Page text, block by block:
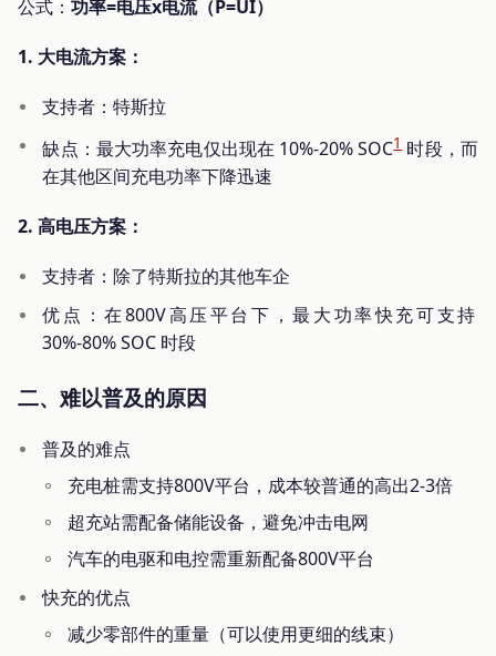
公式： 功率=电压x电流（P=UI）
1. 大电流方案：
支持者：特斯拉
缺点：最大功率充电仅出现在 10%-20% SOC1时段，而
在其他区间充电功率下降迅速
2. 高电压方案：
支持者：除了特斯拉的其他车企
优点：在800V高压平台下，最大功率快充可支持
30%-80% SOC 时段
二、难以普及的原因
普及的难点
充电桩需支持800V平台，成本较普通的高出2-3倍
超充站需配备储能设备，避免冲击电网
汽车的电驱和电控需重新配备800V平台
快充的优点
减少零部件的重量（可以使用更细的线束）